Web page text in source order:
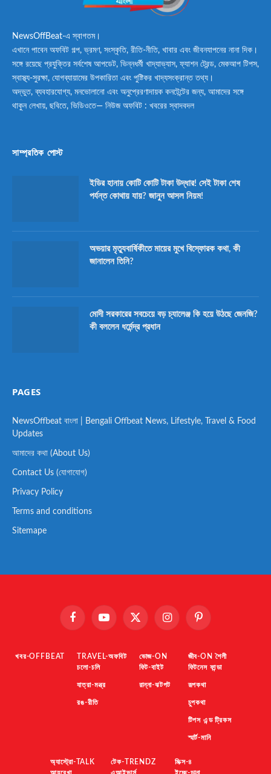
NewsOffBeat-এ স্বাগতম।
এখানে পাবেন অফবিট গল্প, ভ্রমণ, সংস্কৃতি, রীতি-নীতি, খাবার এবং জীবনযাপনের নানা দিক।
সঙ্গে রয়েছে প্রযুক্তির সর্বশেষ আপডেট, ভিন্নধর্মী খাদ্যাভ্যাস, ফ্যাশন ট্রেন্ড, মেকআপ টিপস,
স্বাস্থ্য-সুরক্ষা, যোগব্যায়ামের উপকারিতা এবং পুষ্টিকর খাদ্যসংক্রান্ত তথ্য।
অদ্ভুত, ব্যবহারযোগ্য, মনভোলানো এবং অনুপ্রেরণাদায়ক কনটেন্টের জন্য, আমাদের সঙ্গে
থাকুন লেখায়, ছবিতে, ভিডিওতে— নিউজ অফবিট : খবরের স্বাদবদল
সাম্প্রতিক পোস্ট
ইডির হানায় কোটি কোটি টাকা উদ্ধার! সেই টাকা শেষ
পর্যন্ত কোথায় যায়? জানুন আসল নিয়ম!
অভয়ার মৃত্যুবার্ষিকীতে মায়ের মুখে বিস্ফোরক কথা, কী
জানালেন তিনি?
মোদী সরকারের সবচেয়ে বড় চ্যালেঞ্জ কি হয়ে উঠছে জেনজি?
কী বললেন ধর্মেন্দ্র প্রধান
PAGES
NewsOffbeat বাংলা | Bengali Offbeat News, Lifestyle, Travel & Food
Updates
আমাদের কথা (About Us)
Contact Us (যোগাযোগ)
Privacy Policy
Terms and conditions
Sitemape
FacebookYouTube X
InstagramPinterest
খবর-OFFBEAT
TRAVEL-অফবিট
চলো-চলি
যাত্রা-মন্ত্র
রঙ-রীতি
ভোজ-ON
ফিট-বাইট
রান্না-ঝটপট
জীব-ON শৈলী
ফিটনেস ফান্ডা
রূপকথা
চুপকথা
টিপস এন্ড ট্রিকস
স্মার্ট-মানি
অ্যাস্ট্রো-TALK
আয়ুরেখা
টেক-TRENDZ
এআইভার্স
মিক্স-৪
ইচ্ছে-ডানা